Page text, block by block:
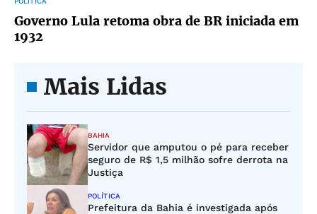
Governo Lula retoma obra de BR iniciada em
1932
Mais Lidas
BAHIA
Servidor que amputou o pé para receber
seguro de R$ 1,5 milhão sofre derrota na
Justiça
POLÍTICA
Prefeitura da Bahia é investigada após